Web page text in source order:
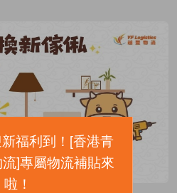
福利到！[香港青
]專屬物流補貼來
啦！